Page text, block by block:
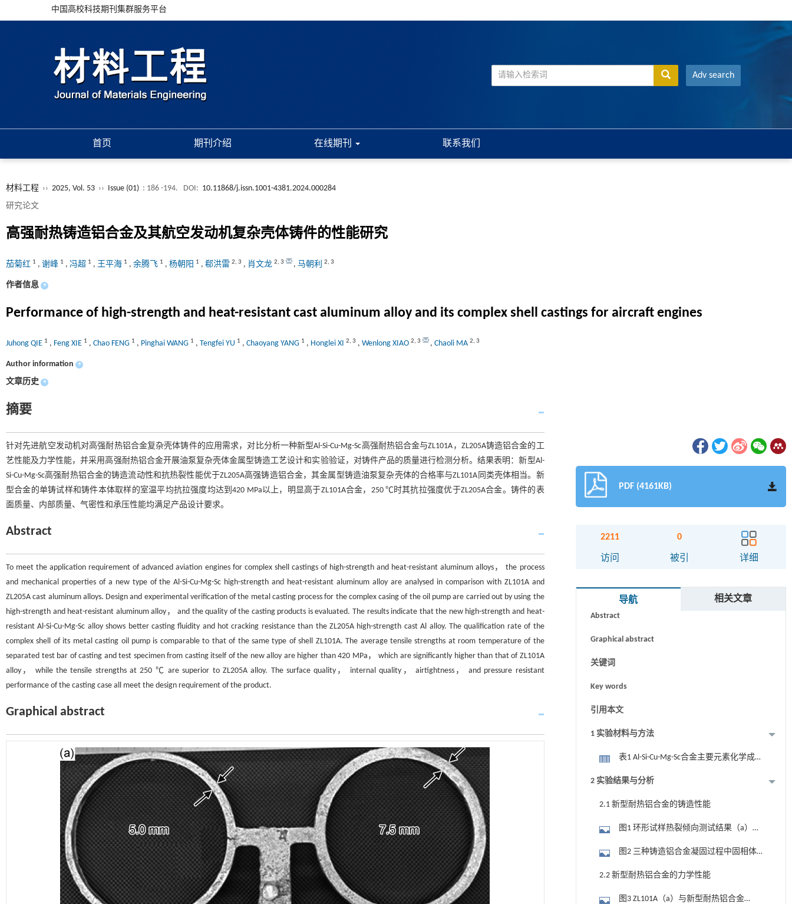
中国高校科技期刊集群服务平台
Adv search
首页 期刊介绍 在线期刊 联系我们
材料工程 ›› 2025, Vol. 53 ›› Issue (01) : 186 -194. DOI: 10.11868/j.issn.1001-4381.2024.000284
研究论文
高强耐热铸造铝合金及其航空发动机复杂壳体铸件的性能研究
茄菊红 1 , 谢峰 1 , 冯超 1 , 王平海 1 , 余腾飞 1 , 杨朝阳 1 , 郗洪雷 2, 3 , 肖文龙 2, 3 , 马朝利 2, 3
作者信息 +
Performance of high-strength and heat-resistant cast aluminum alloy and its complex shell castings for aircraft engines
Juhong QIE 1 , Feng XIE 1 , Chao FENG 1 , Pinghai WANG 1 , Tengfei YU 1 , Chaoyang YANG 1 , Honglei XI 2, 3 , Wenlong XIAO 2, 3 , Chaoli MA 2, 3
Author information +
文章历史 +
摘要
针对先进航空发动机对高强耐热铝合金复杂壳体铸件的应用需求，对比分析一种新型Al-Si-Cu-Mg-Sc高强耐热铝合金与ZL101A，ZL205A铸造铝合金的工
艺性能及力学性能，并采用高强耐热铝合金开展油泵复杂壳体金属型铸造工艺设计和实验验证，对铸件产品的质量进行检测分析。结果表明：新型Al-
Si-Cu-Mg-Sc高强耐热铝合金的铸造流动性和抗热裂性能优于ZL205A高强铸造铝合金，其金属型铸造油泵复杂壳体的合格率与ZL101A同类壳体相当。新
型合金的单铸试样和铸件本体取样的室温平均抗拉强度均达到420 MPa以上，明显高于ZL101A合金，250 ℃时其抗拉强度优于ZL205A合金。铸件的表
面质量、内部质量、气密性和承压性能均满足产品设计要求。
Abstract
To meet the application requirement of advanced aviation engines for complex shell castings of high-strength and heat-resistant aluminum alloys， the process
and mechanical properties of a new type of the Al-Si-Cu-Mg-Sc high-strength and heat-resistant aluminum alloy are analysed in comparison with ZL101A and
ZL205A cast aluminum alloys. Design and experimental verification of the metal casting process for the complex casing of the oil pump are carried out by using the
high-strength and heat-resistant aluminum alloy， and the quality of the casting products is evaluated. The results indicate that the new high-strength and heat-
resistant Al-Si-Cu-Mg-Sc alloy shows better casting fluidity and hot cracking resistance than the ZL205A high-strength cast Al alloy. The qualification rate of the
complex shell of its metal casting oil pump is comparable to that of the same type of shell ZL101A. The average tensile strengths at room temperature of the
separated test bar of casting and test specimen from casting itself of the new alloy are higher than 420 MPa， which are significantly higher than that of ZL101A
alloy， while the tensile strengths at 250 ℃ are superior to ZL205A alloy. The surface quality， internal quality， airtightness， and pressure resistant
performance of the casting case all meet the design requirement of the product.
Graphical abstract
PDF (4161KB)
2211
访问
0
被引 详细
导航 相关文章
Abstract
Graphical abstract
关键词
Key words
引用本文
1 实验材料与方法
表1 Al-Si-Cu-Mg-Sc合金主要元素化学成
分（质量分数/%）
2 实验结果与分析
2.1 新型耐热铝合金的铸造性能
图1 环形试样热裂倾向测试结果（a）Al-
Si-Cu-Mg-Sc耐热铸造铝合金；（b）ZL205A
图2 三种铸造铝合金凝固过程中固相体
积分数随温度的变化情况
2.2 新型耐热铝合金的力学性能
图3 ZL101A（a）与新型耐热铝合金